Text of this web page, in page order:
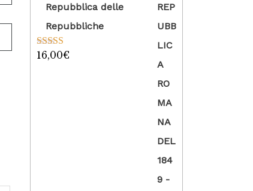
Repubblica delle
Repubbliche
Valutato
16,00€